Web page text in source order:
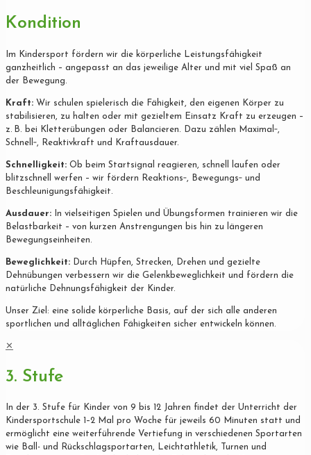
Kondition
Im Kindersport fördern wir die körperliche Leistungsfähigkeit
ganzheitlich – angepasst an das jeweilige Alter und mit viel Spaß an
der Bewegung.
Kraft: Wir schulen spielerisch die Fähigkeit, den eigenen Körper zu
stabilisieren, zu halten oder mit gezieltem Einsatz Kraft zu erzeugen –
z. B. bei Kletterübungen oder Balancieren. Dazu zählen Maximal‐,
Schnell‐, Reaktivkraft und Kraftausdauer.
Schnelligkeit: Ob beim Startsignal reagieren, schnell laufen oder
blitzschnell werfen – wir fördern Reaktions‐, Bewegungs‐ und
Beschleunigungsfähigkeit.
Ausdauer: In vielseitigen Spielen und Übungsformen trainieren wir die
Belastbarkeit – von kurzen Anstrengungen bis hin zu längeren
Bewegungseinheiten.
Beweglichkeit: Durch Hüpfen, Strecken, Drehen und gezielte
Dehnübungen verbessern wir die Gelenkbeweglichkeit und fördern die
natürliche Dehnungsfähigkeit der Kinder.
Unser Ziel: eine solide körperliche Basis, auf der sich alle anderen
sportlichen und alltäglichen Fähigkeiten sicher entwickeln können.
✕
3. Stufe
In der 3. Stufe für Kinder von 9 bis 12 Jahren findet der Unterricht der
Kindersportschule 1–2 Mal pro Woche für jeweils 60 Minuten statt und
ermöglicht eine weiterführende Vertiefung in verschiedenen Sportarten
wie Ball- und Rückschlagsportarten, Leichtathletik, Turnen und